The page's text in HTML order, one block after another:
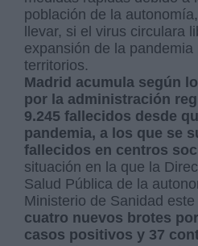
población de la
llevar, si el virus circulara
expansión de la pandemia
territorios.
Madrid acumula según
por la administración
9.245 fallecidos desde
pandemia, a los que se
fallecidos en centros
situación en la que la
Salud Pública de la
Ministerio de Sanidad
cuatro nuevos brotes
casos positivos y 37